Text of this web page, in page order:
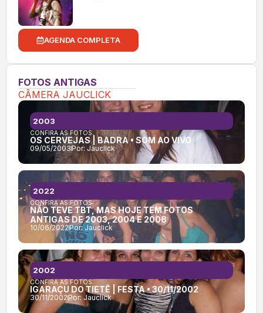
AGENDA COMPLETA
FOTOS ANTIGAS
CÂMERA JAUCLICK
CONFIRA AS FOTOS:
OS CERVEJAS | BADRA • SOM AO VIVO
09/05/2003Por: Jauclick
2003
CONFIRA AS FOTOS:
NÃO TEVE TBT, MAS HOJE TEM FOTOS
ANTIGAS DE 2003, 2004 E 2008
10/06/2022Por: Jauclick
2022
CONFIRA AS FOTOS:
IGARAÇU DO TIETÊ | FESTA • 30/11/2002
30/11/2002Por:Jauclick
2002